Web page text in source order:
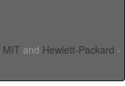
MIT and Hewlett-Packard -